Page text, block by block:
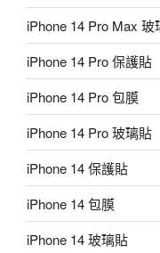
iPhone 14 Pro Max 玻
iPhone 14 Pro 保護貼
iPhone 14 Pro 包膜
iPhone 14 Pro 玻璃貼
iPhone 14 保護貼
iPhone 14 包膜
iPhone 14 玻璃貼